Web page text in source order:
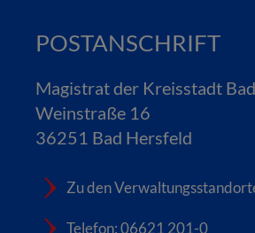
POSTANSCHRIFT
Magistrat der Kreisstadt
Weinstraße 16
36251 Bad Hersfeld
Zu den
Telefon: 06621 201-0